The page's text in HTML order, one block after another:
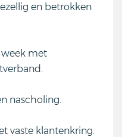
en betrokken
week met
nascholing.
vaste klantenkring.